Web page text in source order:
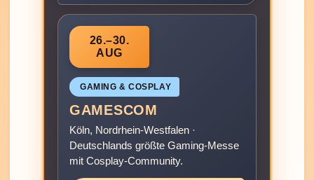
26.–30.
AUG
GAMING & COSPLAY
GAMESCOM
Köln, Nordrhein-Westfalen ·
Deutschlands größte Gaming-Messe
mit Cosplay-Community.